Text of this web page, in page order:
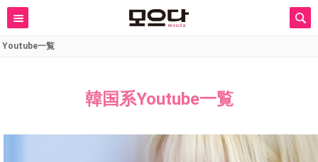
Youtube一覧
韓国系Youtube一覧